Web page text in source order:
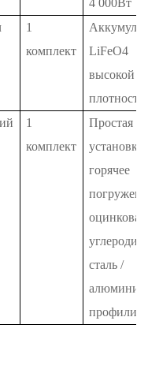
1
комплект
LiFeO4
высокой
плотности
1
комплект
Простая
установка,
горячее
сталь /
профили